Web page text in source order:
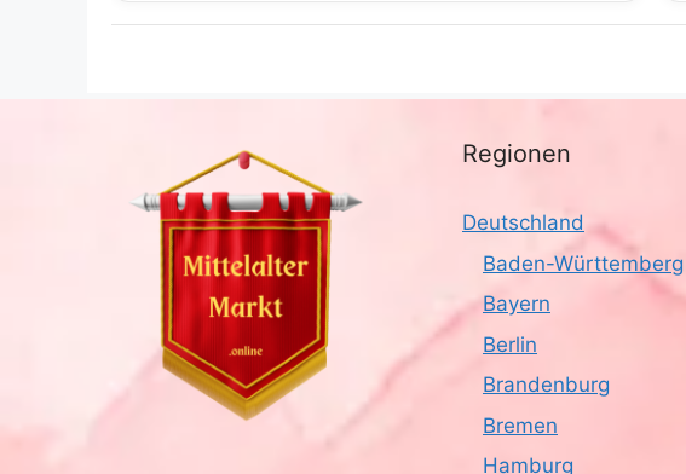
Regionen
Deutschland
Baden-Württemberg
Bayern
Berlin
Brandenburg
Bremen
Hamburg